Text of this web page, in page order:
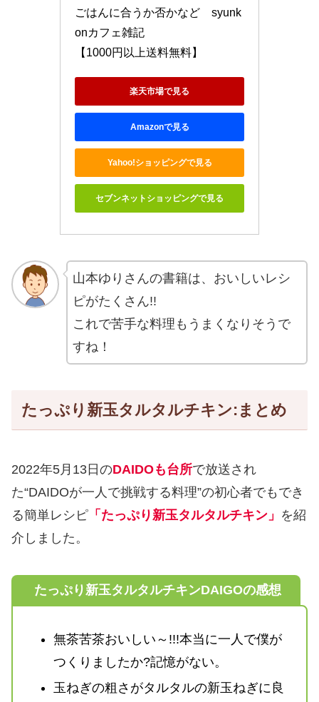
ごはんに合うか否かなど　syunk
onカフェ雑記
【1000円以上送料無料】
楽天市場で見る
Amazonで見る
Yahoo!ショッピングで見る
セブンネットショッピングで見る
山本ゆりさんの書籍は、おいしいレシ
ピがたくさん!!
これで苦手な料理もうまくなりそうで
すね！
たっぷり新玉タルタルチキン:まとめ
2022年5月13日のDAIDOも台所で放送され
た“DAIDOが一人で挑戦する料理”の初心者でもでき
る簡単レシピ 「たっぷり新玉タルタルチキン」 を紹
介しました。
たっぷり新玉タルタルチキンDAIGOの感想
無茶苦茶おいしい～!!!本当に一人で僕が
つくりましたか?記憶がない。
玉ねぎの粗さがタルタルの新玉ねぎに良